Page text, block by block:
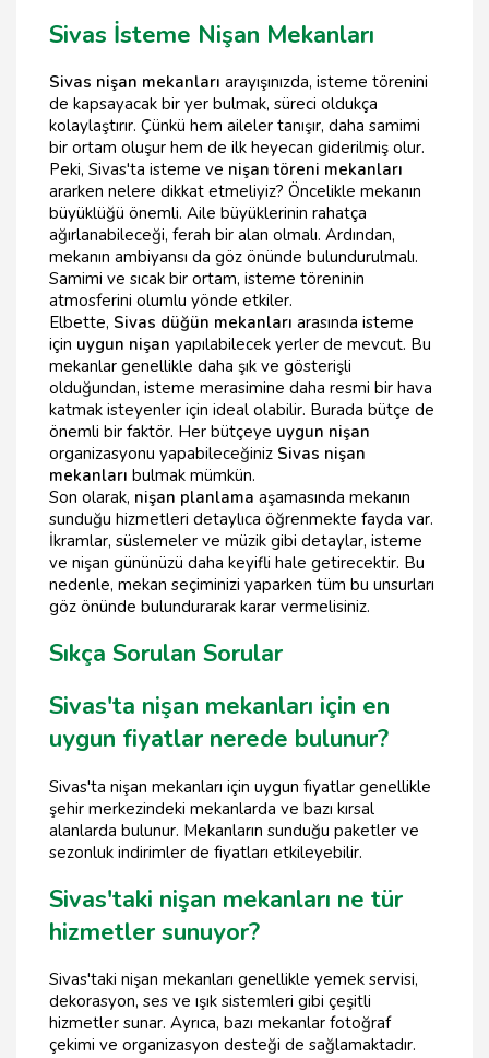
Sivas İsteme Nişan Mekanları
Sivas nişan mekanları arayışınızda, isteme törenini
de kapsayacak bir yer bulmak, süreci oldukça
kolaylaştırır. Çünkü hem aileler tanışır, daha samimi
bir ortam oluşur hem de ilk heyecan giderilmiş olur.
Peki, Sivas'ta isteme ve nişan töreni mekanları
ararken nelere dikkat etmeliyiz? Öncelikle mekanın
büyüklüğü önemli. Aile büyüklerinin rahatça
ağırlanabileceği, ferah bir alan olmalı. Ardından,
mekanın ambiyansı da göz önünde bulundurulmalı.
Samimi ve sıcak bir ortam, isteme töreninin
atmosferini olumlu yönde etkiler.
Elbette, Sivas düğün mekanları arasında isteme
için uygun nişan yapılabilecek yerler de mevcut. Bu
mekanlar genellikle daha şık ve gösterişli
olduğundan, isteme merasimine daha resmi bir hava
katmak isteyenler için ideal olabilir. Burada bütçe de
önemli bir faktör. Her bütçeye uygun nişan
organizasyonu yapabileceğiniz Sivas nişan
mekanları bulmak mümkün.
Son olarak, nişan planlama aşamasında mekanın
sunduğu hizmetleri detaylıca öğrenmekte fayda var.
İkramlar, süslemeler ve müzik gibi detaylar, isteme
ve nişan gününüzü daha keyifli hale getirecektir. Bu
nedenle, mekan seçiminizi yaparken tüm bu unsurları
göz önünde bulundurarak karar vermelisiniz.
Sıkça Sorulan Sorular
Sivas'ta nişan mekanları için en
uygun fiyatlar nerede bulunur?
Sivas'ta nişan mekanları için uygun fiyatlar genellikle
şehir merkezindeki mekanlarda ve bazı kırsal
alanlarda bulunur. Mekanların sunduğu paketler ve
sezonluk indirimler de fiyatları etkileyebilir.
Sivas'taki nişan mekanları ne tür
hizmetler sunuyor?
Sivas'taki nişan mekanları genellikle yemek servisi,
dekorasyon, ses ve ışık sistemleri gibi çeşitli
hizmetler sunar. Ayrıca, bazı mekanlar fotoğraf
çekimi ve organizasyon desteği de sağlamaktadır.